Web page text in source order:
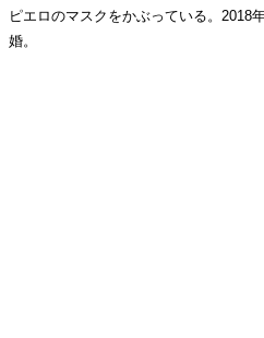
ピエロのマスクをかぶっている。2018
婚。